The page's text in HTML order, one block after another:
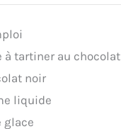
à tartiner au chocolat
noir
liquide
glace